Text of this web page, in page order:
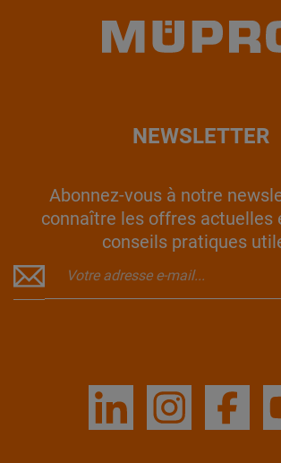
NEWSLETTER
Abonnez-vous à notre
connaître les offres actuelles
conseils pratiques